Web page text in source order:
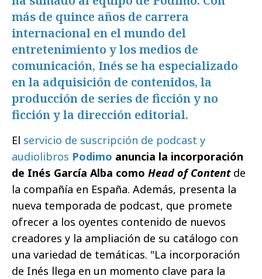
más de quince años de carrera
internacional en el mundo del
entretenimiento y los medios de
comunicación, Inés se ha especializado
en la adquisición de contenidos, la
producción de series de ficción y no
ficción y la dirección editorial.
El servicio de suscripción de podcast y
audiolibros Podimo anuncia la incorporación
de Inés García Alba como Head of Contentde
la compañía en España. Además, presenta la
nueva temporada de podcast, que promete
ofrecer a los oyentes contenido de nuevos
creadores y la ampliación de su catálogo con
una variedad de temáticas. "La incorporación
de Inés llega en un momento clave para la